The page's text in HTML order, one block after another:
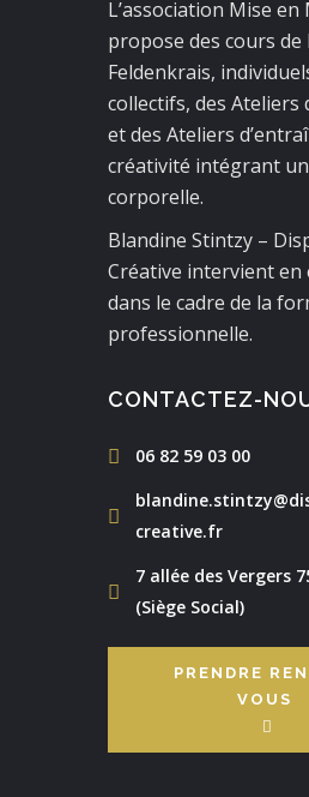
L’association Mise en
propose des cours de
Feldenkrais,
collectifs, des Ateliers
et des Ateliers
créativité intégrant
corporelle.
Blandine Stintzy –
Créative intervient
dans le cadre de la
professionnelle.
CONTACTEZ-
06 82 59 03 00
creative.fr
7 allée des Vergers
(Siège Social)
PRENDRE
VOUS